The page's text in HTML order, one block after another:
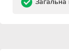
Загальна